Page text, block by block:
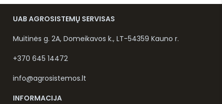
UAB AGROSISTEMŲ SERVISAS
Muitinės g. 2A, Domeikavos k., LT-54359 Kauno r.
+370 645 14472
info@agrosistemos.lt
INFORMACIJA